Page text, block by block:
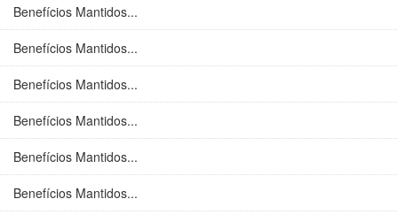
Benefícios Mantidos...
Benefícios Mantidos...
Benefícios Mantidos...
Benefícios Mantidos...
Benefícios Mantidos...
Benefícios Mantidos...